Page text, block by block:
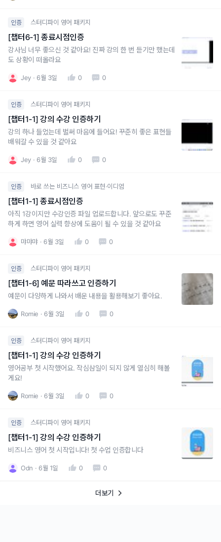
인증 스터디파이 영어 패키지
[챕터6-1] 종료시점인증
강사님 너무 좋으신 것 같아요! 진짜 강의 한 번 듣기만 했는데
도 상황이 떠올라요
Jey 6월 3일 0 0
인증 스터디파이 영어 패키지
[챕터1-1] 강의 수강 인증하기
강의 하나 들었는데 벌써 마음에 들어요! 꾸준히 좋은 표현들
배워갈 수 있을 것 같아요
Jey 6월 3일 0 0
인증 바로 쓰는 비즈니스 영어 표현·이디엄
[챕터1-1] 종료시점인증
아직 1강이지만 수강인증 파일 업로드합니다. 앞으로도 꾸준
하게 하면 영어 실력 향상에 도움이 될 수 있을 것 같아요
먀먀먀 6월 3일 0 0
인증 스터디파이 영어 패키지
[챕터1-6] 예문 따라쓰고 인증하기
예문이 다양하게 나와서 배운 내용을 활용해보기 좋아요.
Romie 6월 3일 0 0
인증 스터디파이 영어 패키지
[챕터1-1] 강의 수강 인증하기
영어공부 첫 시작했어요. 작심삼일이 되지 않게 열심히 해볼
게요!
Romie 6월 3일 0 0
인증 스터디파이 영어 패키지
[챕터1-1] 강의 수강 인증하기
비즈니스 영어 첫 시작입니다! 첫 수업 인증합니다
Odn 6월 1일 0 0
더보기